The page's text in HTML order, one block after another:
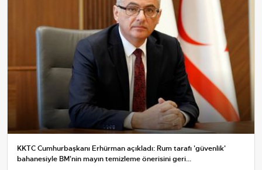
KKTC Cumhurbaşkanı Erhürman açıkladı: Rum tarafı 'güvenlik'
bahanesiyle BM'nin mayın temizleme önerisini geri...